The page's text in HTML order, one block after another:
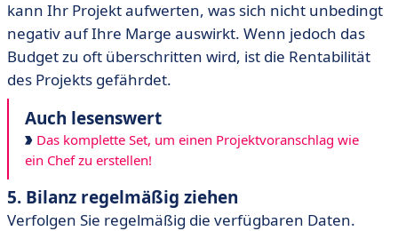
kann Ihr Projekt aufwerten, was sich nicht unbedingt
negativ auf Ihre Marge auswirkt. Wenn jedoch das
Budget zu oft überschritten wird, ist die Rentabilität
des Projekts gefährdet.
Auch lesenswert
Das komplette Set, um einen Projektvoranschlag wie
ein Chef zu erstellen!
5. Bilanz regelmäßig ziehen
Verfolgen Sie regelmäßig die verfügbaren Daten.